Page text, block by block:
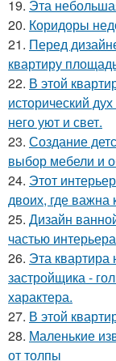
19. Эта
20. Коридоры
21. Перед
квартиру
22. В этой
исторический
него уют и свет.
23. Создание
выбор мебели и
24. Этот
двоих, где важна
25. Дизайн
частью
26. Эта квартира
застройщика -
характера.
27. В этой
28. Маленькие
от толпы